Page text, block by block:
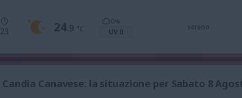
23 24.9 °C
0%
UV 0
sereno
Candia Canavese: la situazione per Sabato 8